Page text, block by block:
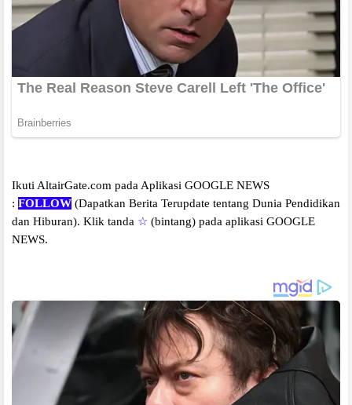
Ikuti AltairGate.com pada Aplikasi GOOGLE NEWS
: FOLLOW (Dapatkan Berita Terupdate tentang Dunia Pendidikan
dan Hiburan). Klik tanda ☆ (bintang) pada aplikasi GOOGLE
NEWS.